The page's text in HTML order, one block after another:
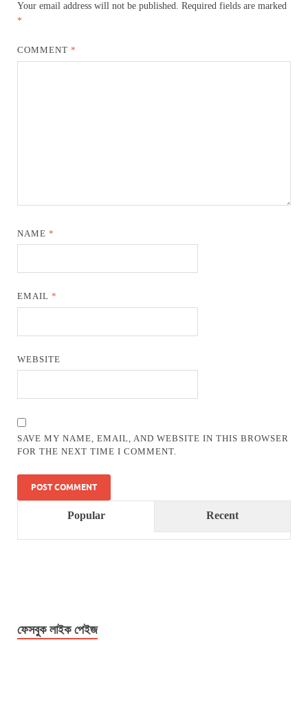
Your email address will not be published. Required fields are marked
*
COMMENT*
NAME*
EMAIL*
WEBSITE
SAVE MY NAME, EMAIL, AND WEBSITE IN THIS BROWSER
FOR THE NEXT TIME I COMMENT.
Popular Recent
ফেসবুক লাইক পেইজ